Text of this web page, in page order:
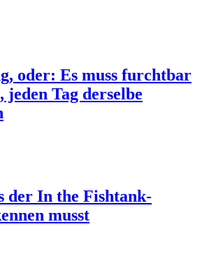
oder: Es muss furchtbar
jeden Tag derselbe
der In the Fishtank-
musst